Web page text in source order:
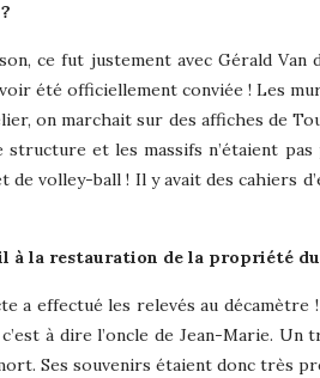
ce fut justement avec Gérald Van
été officiellement conviée ! Les
on marchait sur des affiches de
structure et les massifs n’étaient
volley-ball ! Il y avait des cahiers
la restauration de la propriété
a effectué les relevés au décamètre
à dire l’oncle de Jean-Marie.
Ses souvenirs étaient donc très